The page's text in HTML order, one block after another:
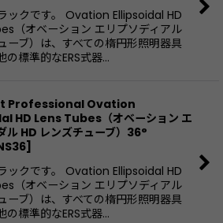
ックです。 Ovation Ellipsoidal HD
（オベーション エリプソディアル
ーブ）は、すべての楕円形照明器具
の標準的なERS式器…
Professional Ovation
HD Lens Tubes（オベーション エ
ル HD レンズチューブ）36°
]
ックです。 Ovation Ellipsoidal HD
（オベーション エリプソディアル
ーブ）は、すべての楕円形照明器具
の標準的なERS式器…